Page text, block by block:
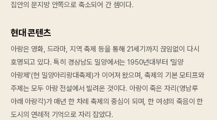
집안의 문지방 안쪽으로 축소되어 간 셈이다.
현대 콘텐츠
아랑은 영화, 드라마, 지역 축제 등을 통해 21세기까지 끊임없이 다시
호명되고 있다. 특히 경상남도 밀양에서는 1950년대부터 ‘밀양
아랑제’(현 밀양아리랑대축제)가 이어져 왔으며, 축제의 기본 모티프와
주제는 모두 아랑 전설에서 빌려온 것이다. 아랑이 죽은 자리(영남루
아래 아랑각)가 매년 한 차례 축제의 중심이 되며, 한 여성의 죽음이 한
도시의 연례적 기억으로 자리 잡았다.